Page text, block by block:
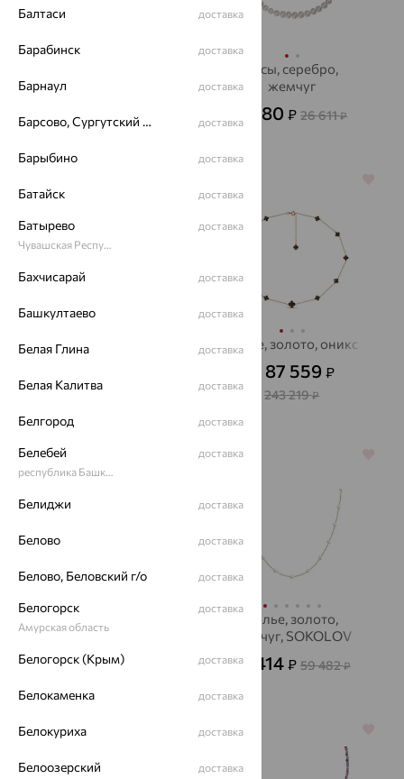
16 913 46 981
Бусы, серебро,
жемчуг
9 580₽ 26 611₽
Колье, золото,
81 223₽
Колье, золото, оникс
87 559 ₽
243 219₽
64%
Колье, золото
107 070
64%
Колье, золото,
жемчуг, SOKOLOV
21 414 ₽ 59 482₽
64% 64%
Балтаси доставка
Барабинск доставка
Барнаул доставка
Барсово, Сургутский район доставка
Барыбино доставка
Батайск доставка
Батырево
Чувашская Республика - Чувашия
доставка
Бахчисарай доставка
Башкултаево доставка
Белая Глина доставка
Белая Калитва доставка
Белгород доставка
Белебей
республика Башкортостан
доставка
Белиджи доставка
Белово доставка
Белово, Беловский г/о доставка
Белогорск
Амурская область
доставка
Белогорск (Крым) доставка
Белокаменка доставка
Белокуриха доставка
Белоозерский доставка